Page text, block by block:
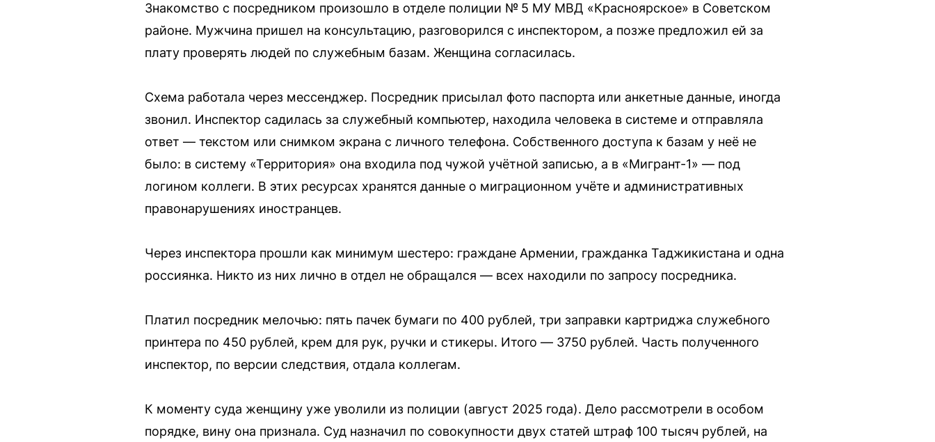
Знакомство с посредником произошло в отделе полиции № 5 МУ МВД «Красноярское» в Советском
районе. Мужчина пришел на консультацию, разговорился с инспектором, а позже предложил ей за
плату проверять людей по служебным базам. Женщина согласилась.
Схема работала через мессенджер. Посредник присылал фото паспорта или анкетные данные, иногда
звонил. Инспектор садилась за служебный компьютер, находила человека в системе и отправляла
ответ — текстом или снимком экрана с личного телефона. Собственного доступа к базам у неё не
было: в систему «Территория» она входила под чужой учётной записью, а в «Мигрант-1» — под
логином коллеги. В этих ресурсах хранятся данные о миграционном учёте и административных
правонарушениях иностранцев.
Через инспектора прошли как минимум шестеро: граждане Армении, гражданка Таджикистана и одна
россиянка. Никто из них лично в отдел не обращался — всех находили по запросу посредника.
Платил посредник мелочью: пять пачек бумаги по 400 рублей, три заправки картриджа служебного
принтера по 450 рублей, крем для рук, ручки и стикеры. Итого — 3750 рублей. Часть полученного
инспектор, по версии следствия, отдала коллегам.
К моменту суда женщину уже уволили из полиции (август 2025 года). Дело рассмотрели в особом
порядке, вину она признала. Суд назначил по совокупности двух статей штраф 100 тысяч рублей, на